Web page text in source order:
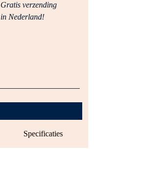
Gratis verzending
in Nederland!
Specificaties